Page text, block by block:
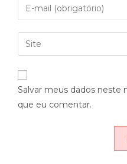
Salvar meus dados neste
que eu comentar.